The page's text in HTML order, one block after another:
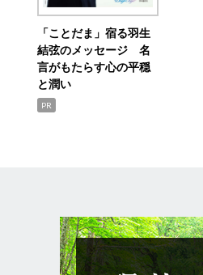
「ことだま」宿る羽生
結弦のメッセージ 名
言がもたらす心の平穏
と潤い
PR